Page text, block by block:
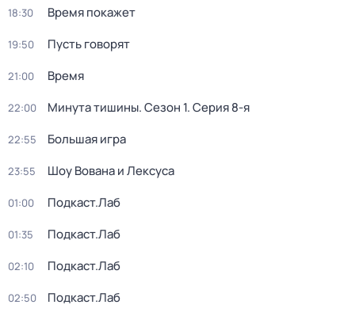
18:30 Время покажет
19:50 Пусть говорят
21:00 Время
22:00 Минута тишины. Сезон 1. Серия 8-я
22:55 Большая игра
23:55 Шоу Вована и Лексуса
01:00 Подкаст.Лаб
01:35 Подкаст.Лаб
02:10 Подкаст.Лаб
02:50 Подкаст.Лаб